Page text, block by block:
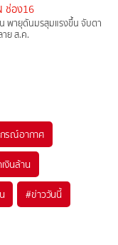
ช่อง16
พายุดันมรสุมแรงขึ้น จับตา
ย ส.ค.
รณ์อากาศ
งินล้าน
#ข่าววันนี้